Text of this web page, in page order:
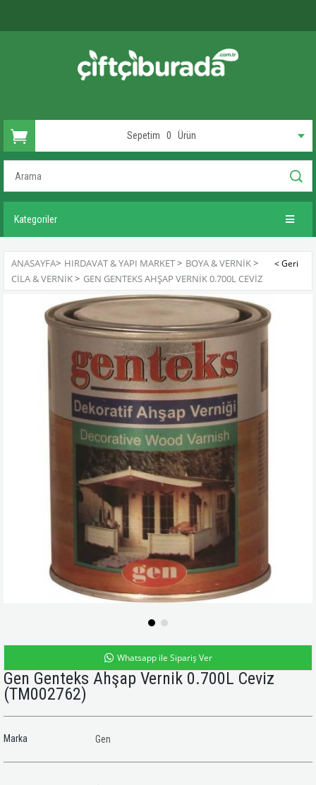
Sepetim 0 Ürün
Kategoriler
ANASAYFA> HIRDAVAT & YAPI MARKET> BOYA & VERNIK>
CILA & VERNIK> GEN GENTEKS AHŞAP VERNIK 0.700L CEVIZ
Whatsapp ile Sipariş Ver
Gen Genteks Ahşap Vernik 0.700L Ceviz
(TM002762)
Marka Gen